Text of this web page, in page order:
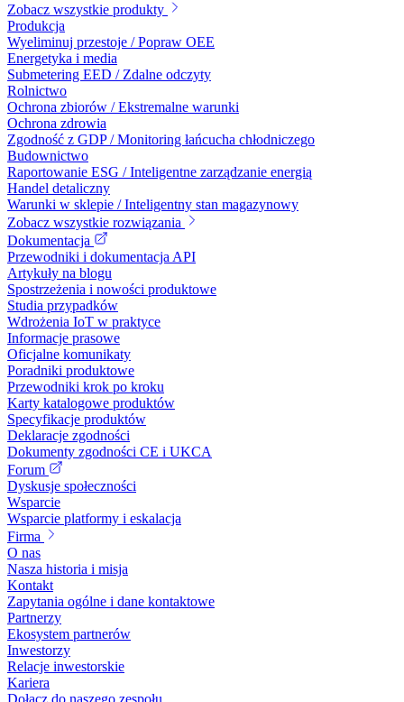
Zobacz wszystkie produkty
Produkcja
Wyeliminuj przestoje / Popraw OEE
Energetyka i media
Submetering EED / Zdalne odczyty
Rolnictwo
Ochrona zbiorów / Ekstremalne warunki
Ochrona zdrowia
Zgodność z GDP / Monitoring łańcucha chłodniczego
Budownictwo
Raportowanie ESG / Inteligentne zarządzanie energią
Handel detaliczny
Warunki w sklepie / Inteligentny stan magazynowy
Zobacz wszystkie rozwiązania
Dokumentacja
Przewodniki i dokumentacja API
Artykuły na blogu
Spostrzeżenia i nowości produktowe
Studia przypadków
Wdrożenia IoT w praktyce
Informacje prasowe
Oficjalne komunikaty
Poradniki produktowe
Przewodniki krok po kroku
Karty katalogowe produktów
Specyfikacje produktów
Deklaracje zgodności
Dokumenty zgodności CE i UKCA
Forum
Dyskusje społeczności
Wsparcie
Wsparcie platformy i eskalacja
Firma
O nas
Nasza historia i misja
Kontakt
Zapytania ogólne i dane kontaktowe
Partnerzy
Ekosystem partnerów
Inwestorzy
Relacje inwestorskie
Kariera
Dołącz do naszego zespołu